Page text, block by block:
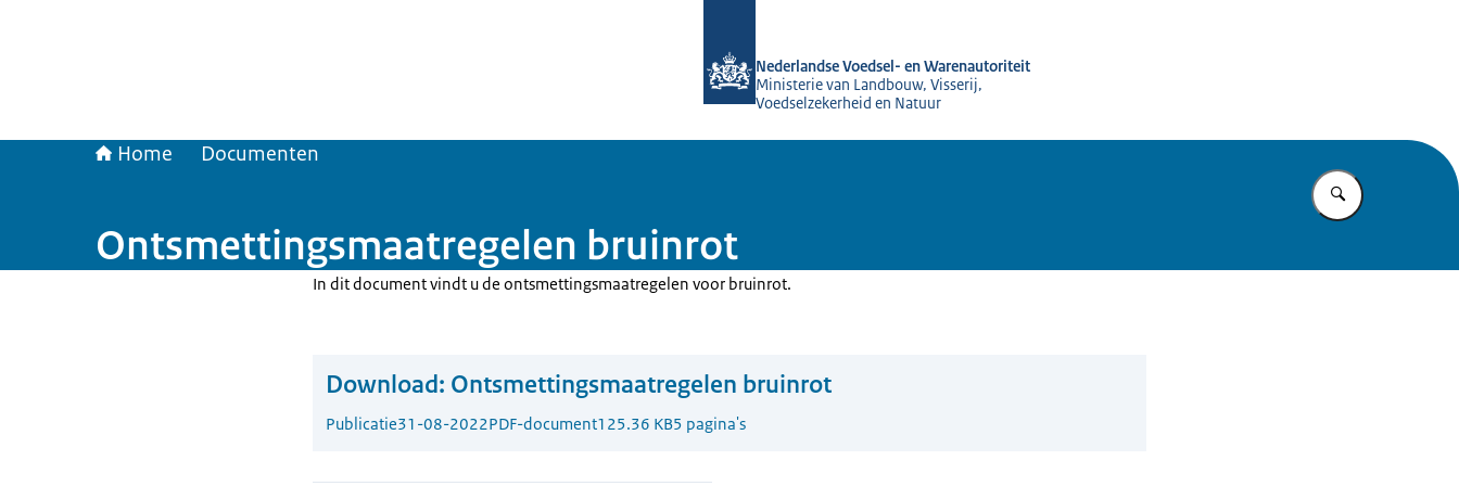
Nederlandse Voedsel- en Warenautoriteit
Ministerie van Landbouw, Visserij,
Voedselzekerheid en Natuur
Home Documenten
Vul in wat u
Ontsmettingsmaatregelen bruinrot
In dit document vindt u de ontsmettingsmaatregelen voor bruinrot.
Download: Ontsmettingsmaatregelen bruinrot
Publicatie31-08-2022PDF-document125.36 KB5 pagina's